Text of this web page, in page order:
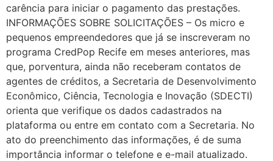
carência para iniciar o pagamento das prestações.
INFORMAÇÕES SOBRE SOLICITAÇÕES – Os micro e
pequenos empreendedores que já se inscreveram no
programa CredPop Recife em meses anteriores, mas
que, porventura, ainda não receberam contatos de
agentes de créditos, a Secretaria de Desenvolvimento
Econômico, Ciência, Tecnologia e Inovação (SDECTI)
orienta que verifique os dados cadastrados na
plataforma ou entre em contato com a Secretaria. No
ato do preenchimento das informações, é de suma
importância informar o telefone e e-mail atualizado.